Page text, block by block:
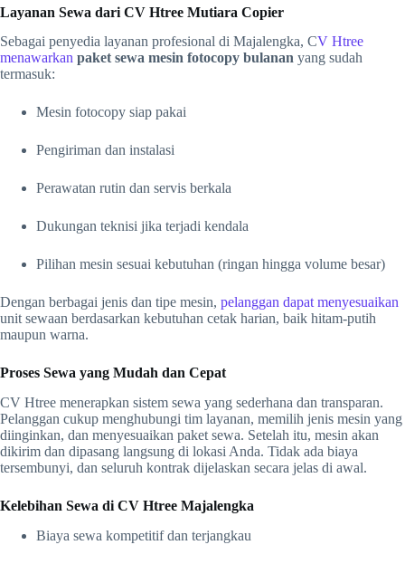
Layanan Sewa dari CV Htree Mutiara Copier
Sebagai penyedia layanan profesional di Majalengka, CV Htree
menawarkan paket sewa mesin fotocopy bulanan yang sudah
termasuk:
Mesin fotocopy siap pakai
Pengiriman dan instalasi
Perawatan rutin dan servis berkala
Dukungan teknisi jika terjadi kendala
Pilihan mesin sesuai kebutuhan (ringan hingga volume besar)
Dengan berbagai jenis dan tipe mesin, pelanggan dapat menyesuaikan
unit sewaan berdasarkan kebutuhan cetak harian, baik hitam-putih
maupun warna.
Proses Sewa yang Mudah dan Cepat
CV Htree menerapkan sistem sewa yang sederhana dan transparan.
Pelanggan cukup menghubungi tim layanan, memilih jenis mesin yang
diinginkan, dan menyesuaikan paket sewa. Setelah itu, mesin akan
dikirim dan dipasang langsung di lokasi Anda. Tidak ada biaya
tersembunyi, dan seluruh kontrak dijelaskan secara jelas di awal.
Kelebihan Sewa di CV Htree Majalengka
Biaya sewa kompetitif dan terjangkau